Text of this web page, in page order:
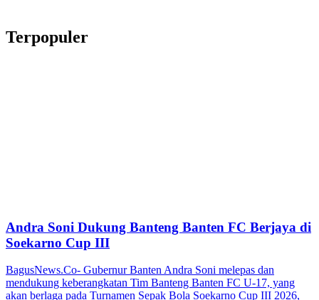
Terpopuler
Andra Soni Dukung Banteng Banten FC Berjaya di
Soekarno Cup III
BagusNews.Co- Gubernur Banten Andra Soni melepas dan
mendukung keberangkatan Tim Banteng Banten FC U-17, yang
akan berlaga pada Turnamen Sepak Bola Soekarno Cup III 2026,